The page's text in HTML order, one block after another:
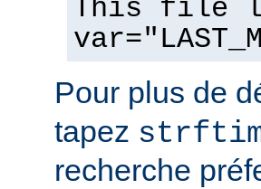
This file
Pour plus de
tapez
recherche